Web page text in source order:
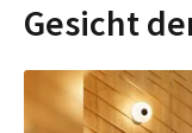
Gesicht